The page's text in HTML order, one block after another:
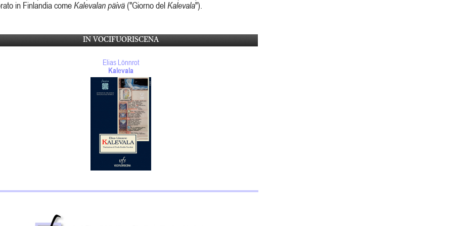
in Finlandia come Kalevalan päivä ("Giorno del Kalevala").
IN VOCIFUORISCENA
Elias Lönnrot
Kalevala